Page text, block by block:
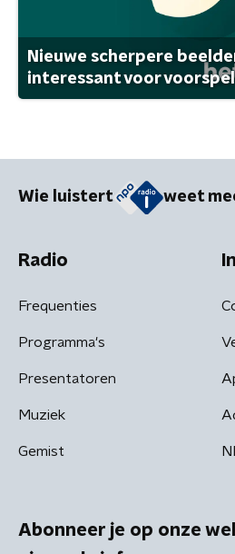
Nieuwe scherpere
interessant voor
Wie luistert weet
Radio
Frequenties
Programma's
Presentatoren
Muziek
Gemist
Abonneer je op onze